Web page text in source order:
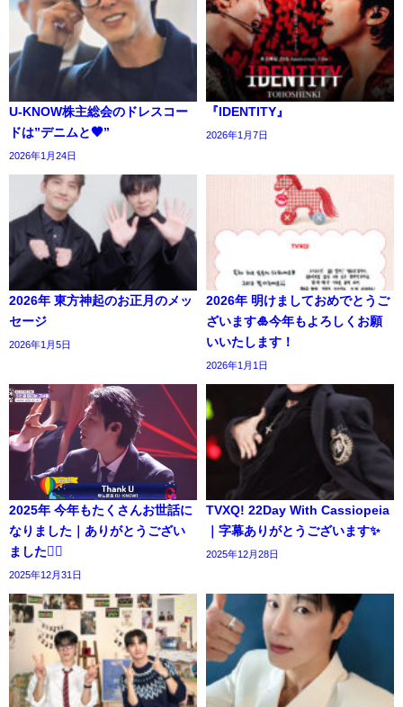
U-KNOW株主総会のドレスコー
ドは”デニムと🖤”
2026年1月24日
『IDENTITY』
2026年1月7日
2026年 東方神起のお正月のメッ
セージ
2026年1月5日
2026年 明けましておめでとうご
ざいます🎍今年もよろしくお願
いいたします！
2026年1月1日
2025年 今年もたくさんお世話に
なりました｜ありがとうござい
ました🙇‍♀️
2025年12月31日
TVXQ! 22Day With Cassiopeia
｜字幕ありがとうございます✨️
2025年12月28日